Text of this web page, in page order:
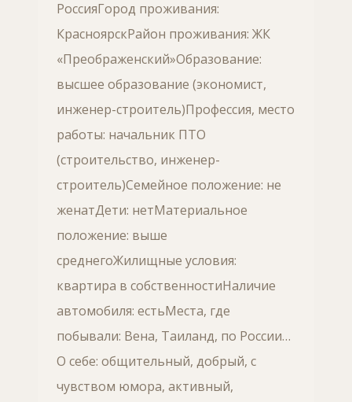
РоссияГород проживания:
КрасноярскРайон проживания: ЖК
«Преображенский»Образование:
высшее образование (экономист,
инженер-строитель)Профессия, место
работы: начальник ПТО
(строительство, инженер-
строитель)Семейное положение: не
женатДети: нетМатериальное
положение: выше
среднегоЖилищные условия:
квартира в собственностиНаличие
автомобиля: естьМеста, где
побывали: Вена, Таиланд, по России…
О себе: общительный, добрый, с
чувством юмора, активный,